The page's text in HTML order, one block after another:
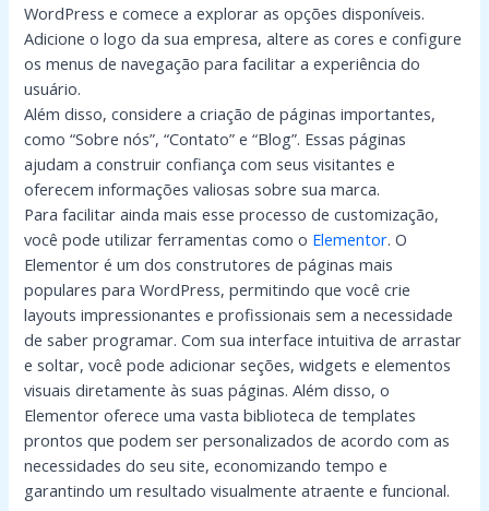
WordPress e comece a explorar as opções disponíveis.
Adicione o logo da sua empresa, altere as cores e configure
os menus de navegação para facilitar a experiência do
usuário.
Além disso, considere a criação de páginas importantes,
como “Sobre nós”, “Contato” e “Blog”. Essas páginas
ajudam a construir confiança com seus visitantes e
oferecem informações valiosas sobre sua marca.
Para facilitar ainda mais esse processo de customização,
você pode utilizar ferramentas como o Elementor. O
Elementor é um dos construtores de páginas mais
populares para WordPress, permitindo que você crie
layouts impressionantes e profissionais sem a necessidade
de saber programar. Com sua interface intuitiva de arrastar
e soltar, você pode adicionar seções, widgets e elementos
visuais diretamente às suas páginas. Além disso, o
Elementor oferece uma vasta biblioteca de templates
prontos que podem ser personalizados de acordo com as
necessidades do seu site, economizando tempo e
garantindo um resultado visualmente atraente e funcional.